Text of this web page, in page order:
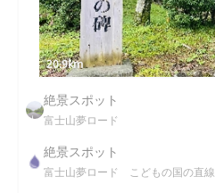
20.9km
絶景スポット
富士山夢ロード
絶景スポット
富士山夢ロード こどもの国の直線